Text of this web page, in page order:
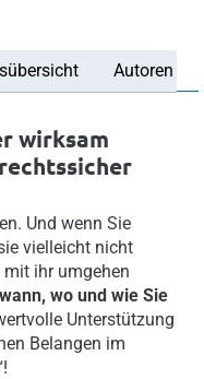
Autoren
wirksam
Und wenn Sie
vielleicht nicht
ihr umgehen
wann, wo und wie Sie
Unterstützung
Belangen im